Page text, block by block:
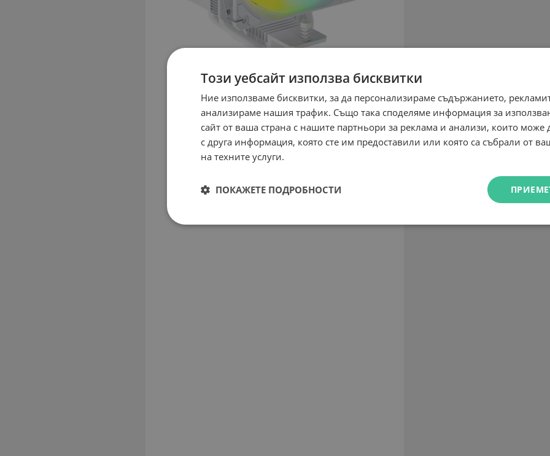
Този уебсайт използва бисквитки
Ние използваме бисквитки, за да персонализираме съдържанието,
анализираме нашия трафик. Също така споделяме информация за
сайт от ваша страна с нашите партньори за реклама и анализи, които може
с друга информация, която сте им предоставили или която са събрали от
на техните услуги.
ПОКАЖЕТЕ ПОДРОБНОСТИ